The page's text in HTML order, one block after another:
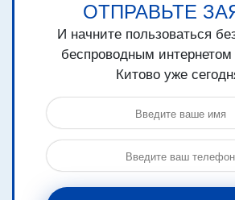
ОТПРАВЬТЕ
И начните пользоваться
беспроводным
Китово уже